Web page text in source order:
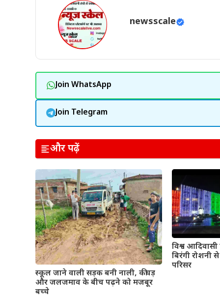
newsscale
Join WhatsApp
Join Telegram
और पढ़ें
स्कूल जाने वाली सड़क बनी नाली, कीचड़
और जलजमाव के बीच पढ़ने को मजबूर
बच्चे
विश्व
बिरंगी रोशनी
परिसर